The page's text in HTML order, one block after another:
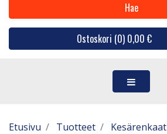
Hae
Ostoskori (0) 0,00 €
Etusivu Tuotteet Kesärenkaat